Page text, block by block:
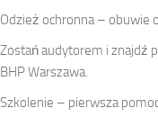
Odzież ochronna – obuwie
Zostań audytorem i znajdź
BHP Warszawa.
Szkolenie – pierwsza